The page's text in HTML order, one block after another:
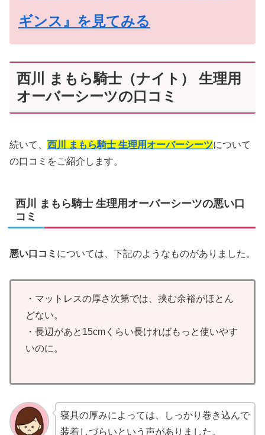
ギンス』を見てみる
西川 まもら騎士（ナイト） 生理用
オーバーシーツの口コミ
続いて、 西川 まもら騎士 生理用オーバーシーツについて
の口コミをご紹介します。
西川 まもら騎士 生理用オーバーシーツの悪い口
コミ
悪い口コミ については、下記のようなものがありました。
・マットレスの厚さ次第では、挟む余裕がほとん
どない。
・長辺があと15cmくらい長ければもっと使いやす
いのに。
寝具の厚みによっては、しっかり巻き込んで
装着しづらいという声がありました。